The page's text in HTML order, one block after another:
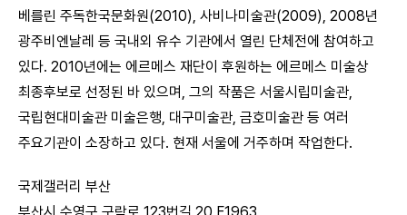
베를린 주독한국문화원(2010), 사비나미술관(2009), 2008년
광주비엔날레 등 국내외 유수 기관에서 열린 단체전에 참여하고
있다. 2010년에는 에르메스 재단이 후원하는 에르메스 미술상
최종후보로 선정된 바 있으며, 그의 작품은 서울시립미술관,
국립현대미술관 미술은행, 대구미술관, 금호미술관 등 여러
주요기관이 소장하고 있다. 현재 서울에 거주하며 작업한다.
국제갤러리 부산